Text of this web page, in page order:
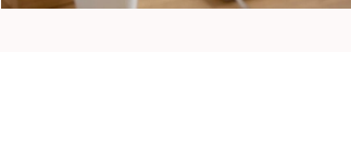
Repermeabilizarea